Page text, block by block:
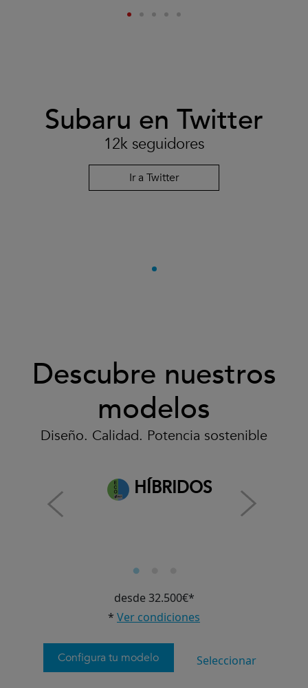
Subaru en Twitter
12k seguidores
Ir a Twitter
Descubre nuestros
modelos
Diseño. Calidad. Potencia sostenible
HÍBRIDOS
desde 32.500€*
* Ver condiciones
Configura tu modelo Seleccionar